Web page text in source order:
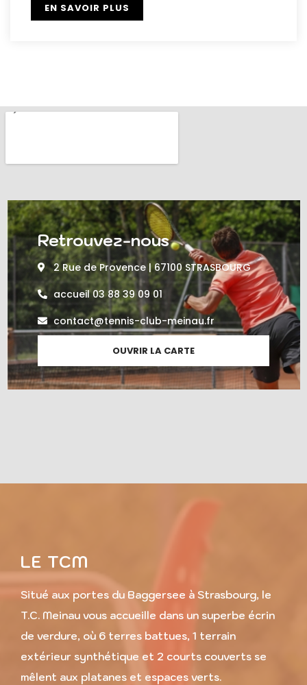
EN SAVOIR PLUS
Retrouvez-nous
2 Rue de Provence | 67100 STRASBOURG
accueil 03 88 39 09 01
contact@tennis-club-meinau.fr
OUVRIR LA CARTE
LE TCM
Situé aux portes du Baggersee à Strasbourg, le
T.C. Meinau vous accueille dans un superbe écrin
de verdure, où 6 terres battues, 1 terrain
extérieur synthétique et 2 courts couverts se
mêlent aux platanes et espaces verts.